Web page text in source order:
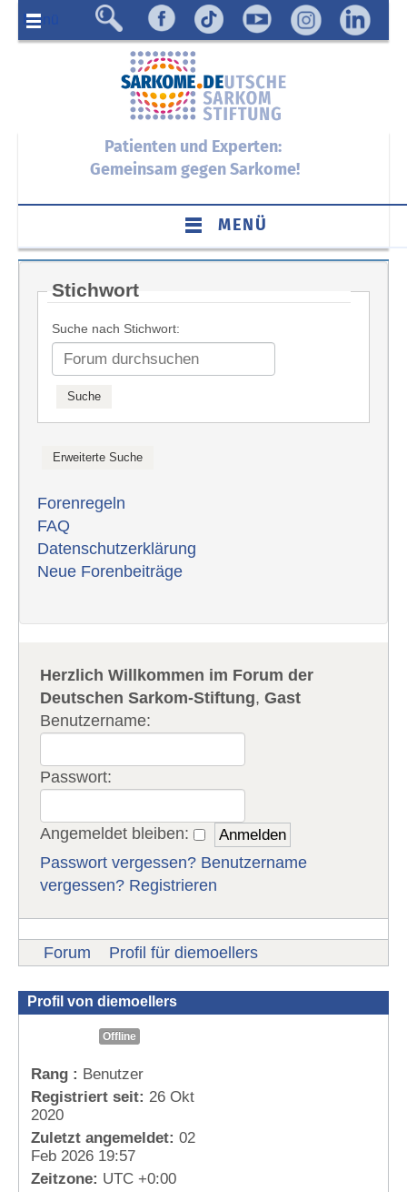
Menü
Patienten und Experten:
Gemeinsam gegen Sarkome!
MENÜ
Stichwort
Suche nach Stichwort:
Forenregeln
FAQ
Datenschutzerklärung
Neue Forenbeiträge
Herzlich Willkommen im Forum der
Deutschen Sarkom-Stiftung,Gast
Benutzername:
Passwort:
Angemeldet bleiben:
Passwort vergessen? Benutzername
vergessen? Registrieren
Forum Profil für diemoellers
Profil von diemoellers
Offline
Rang : Benutzer
Registriert seit: 26 Okt
2020
Zuletzt angemeldet: 02
Feb 2026 19:57
Zeitzone: UTC +0:00